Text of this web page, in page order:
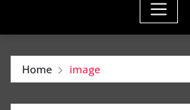
Home image